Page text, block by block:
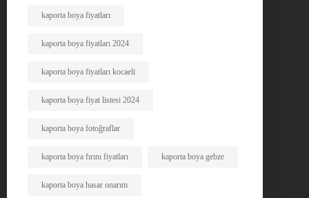
kaporta boya fiyatları
kaporta boya fiyatları 2024
kaporta boya fiyatları kocaeli
kaporta boya fiyat listesi 2024
kaporta boya fotoğraflar
kaporta boya fırını fiyatları kaporta boya gebze
kaporta boya hasar onarım